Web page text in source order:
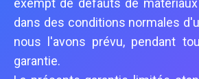
exempt de défauts de
dans des conditions normales
nous l'avons prévu, pendant
garantie.